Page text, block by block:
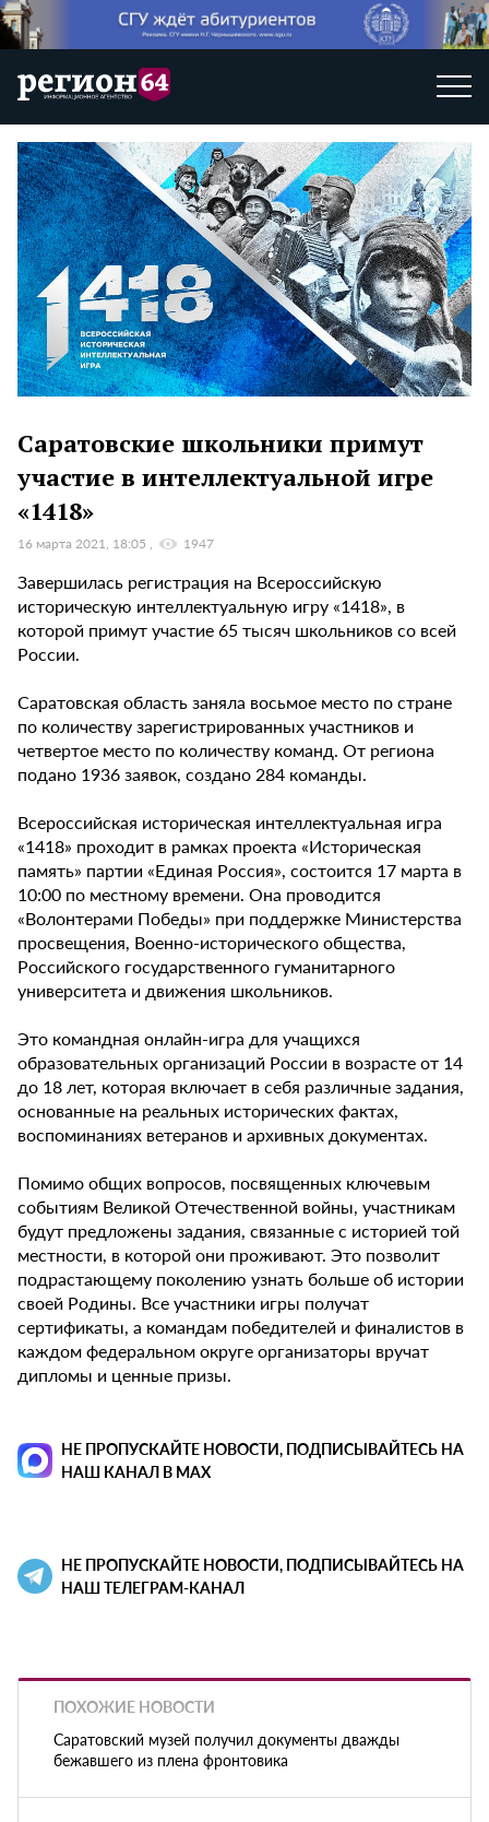
Саратовские школьники примут
участие в интеллектуальной игре
«1418»
16 марта 2021, 18:05 1947
Завершилась регистрация на Всероссийскую
историческую интеллектуальную игру «1418», в
которой примут участие 65 тысяч школьников со всей
России.
Саратовская область заняла восьмое место по стране
по количеству зарегистрированных участников и
четвертое место по количеству команд. От региона
подано 1936 заявок, создано 284 команды.
Всероссийская историческая интеллектуальная игра
«1418» проходит в рамках проекта «Историческая
память» партии «Единая Россия», состоится 17 марта в
10:00 по местному времени. Она проводится
«Волонтерами Победы» при поддержке Министерства
просвещения, Военно-исторического общества,
Российского государственного гуманитарного
университета и движения школьников.
Это командная онлайн-игра для учащихся
образовательных организаций России в возрасте от 14
до 18 лет, которая включает в себя различные задания,
основанные на реальных исторических фактах,
воспоминаниях ветеранов и архивных документах.
Помимо общих вопросов, посвященных ключевым
событиям Великой Отечественной войны, участникам
будут предложены задания, связанные с историей той
местности, в которой они проживают. Это позволит
подрастающему поколению узнать больше об истории
своей Родины. Все участники игры получат
сертификаты, а командам победителей и финалистов в
каждом федеральном округе организаторы вручат
дипломы и ценные призы.
НЕ ПРОПУСКАЙТЕ НОВОСТИ, ПОДПИСЫВАЙТЕСЬ НА
НАШ КАНАЛ В MAX
НЕ ПРОПУСКАЙТЕ НОВОСТИ, ПОДПИСЫВАЙТЕСЬ НА
НАШ ТЕЛЕГРАМ-КАНАЛ
ПОХОЖИЕ НОВОСТИ
Саратовский музей получил документы дважды
бежавшего из плена фронтовика